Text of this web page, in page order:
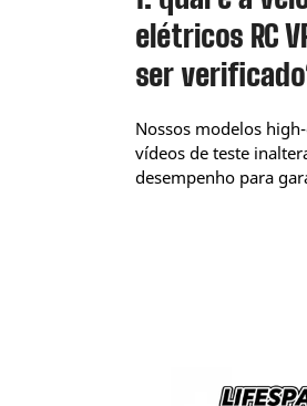
elétricos RC
ser
Nossos modelos
vídeos de teste
desempenho para